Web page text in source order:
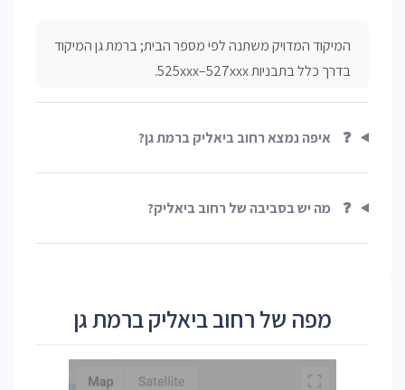
המיקוד המדויק משתנה לפי מספר הבית; ברמת גן המיקוד
בדרך כלל בתבניות 525xxx–527xxx.
❓ איפה נמצא רחוב ביאליק ברמת גן?
❓ מה יש בסביבה של רחוב ביאליק?
מפה של רחוב ביאליק ברמת גן